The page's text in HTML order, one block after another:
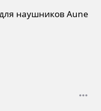
наушников Aune